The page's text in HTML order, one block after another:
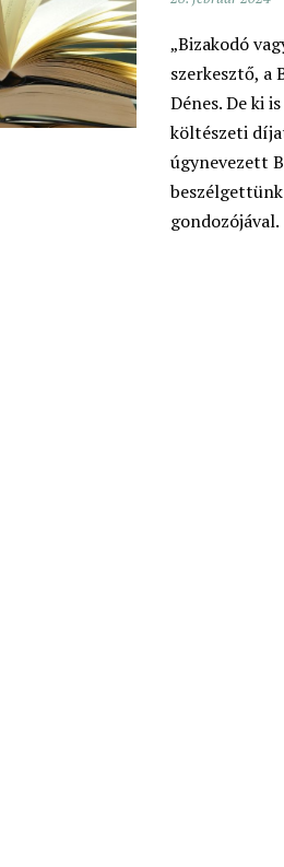
„Bizakodó
szerkesztő, a
Dénes. De ki
költészeti
úgynevezett
gondozójával.